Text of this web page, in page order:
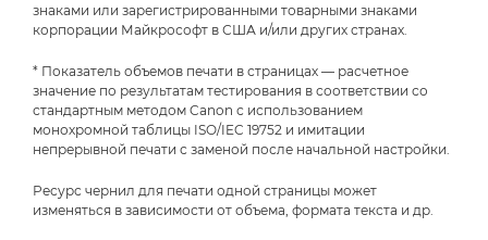
знаками или зарегистрированными товарными знаками
корпорации Майкрософт в США и/или других странах.
* Показатель объемов печати в страницах — расчетное
значение по результатам тестирования в соответствии со
стандартным методом Canon с использованием
монохромной таблицы ISO/IEC 19752 и имитации
непрерывной печати с заменой после начальной настройки.
Ресурс чернил для печати одной страницы может
изменяться в зависимости от объема, формата текста и др.